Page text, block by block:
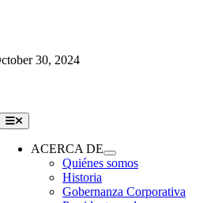
Skip
Toggle
Navigation
ACERCA DE
Quiénes somos
Historia
Gobernanza Corporativa
30, 2024